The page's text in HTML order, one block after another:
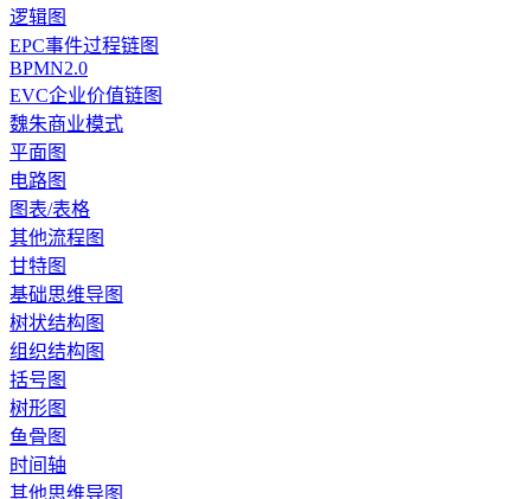
逻辑图
EPC事件过程链图
BPMN2.0
EVC企业价值链图
魏朱商业模式
平面图
电路图
图表/表格
其他流程图
甘特图
基础思维导图
树状结构图
组织结构图
括号图
树形图
鱼骨图
时间轴
其他思维导图